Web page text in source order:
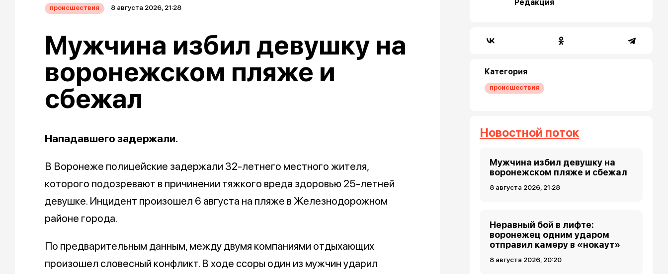
происшествия 8 августа 2026, 21:28
Мужчина избил девушку на
воронежском пляже и
сбежал
Нападавшего задержали.
В Воронеже полицейские задержали 32-летнего местного жителя,
которого подозревают в причинении тяжкого вреда здоровью 25-летней
девушке. Инцидент произошел 6 августа на пляже в Железнодорожном
районе города.
По предварительным данным, между двумя компаниями отдыхающих
произошел словесный конфликт. В ходе ссоры один из мужчин ударил
Редакция
Категория
происшествия
Новостной поток
Мужчина избил девушку на
воронежском пляже и сбежал
8 августа 2026, 21:28
Неравный бой в лифте:
воронежец одним ударом
отправил камеру в «нокаут»
8 августа 2026, 20:20